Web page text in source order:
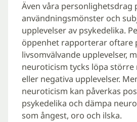
Även våra personlighetsdrag
användningsmönster och
upplevelser av psykedelika.
öppenhet rapporterar oftare
livsomvälvande upplevelser,
neuroticism tycks löpa större
eller negativa upplevelser.
neuroticism kan påverkas
psykedelika och dämpa
som ångest, oro och ilska.